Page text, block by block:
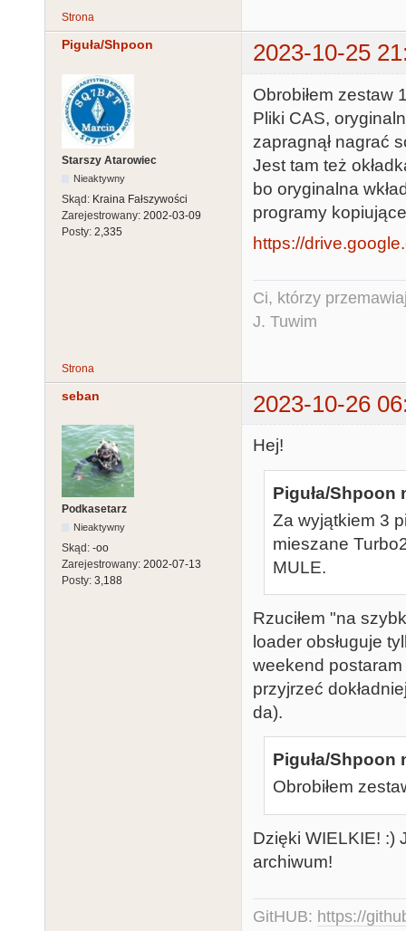
Strona
Piguła/Shpoon 2023-10-25
Starszy Atarowiec
Nieaktywny
Skąd: Kraina Fałszywości
Zarejestrowany: 2002-03-09
Posty: 2,335
Obrobiłem zestaw
Pliki CAS,
zapragnął nagrać
Jest tam też
bo oryginalna
programy
https://
Ci, którzy
J. Tuwim
Strona
seban 2023-10-26
Podkasetarz
Nieaktywny
Skąd: -oo
Zarejestrowany: 2002-07-13
Posty: 3,188
Hej!
Piguła/Shpoon
Za wyjątkiem 3
mieszane
MULE.
Rzuciłem "na
loader obsługuje
weekend
przyjrzeć
da).
Piguła/Shpoon
Obrobiłem
Dzięki WIELKIE! :)
archiwum!
GitHUB: https://